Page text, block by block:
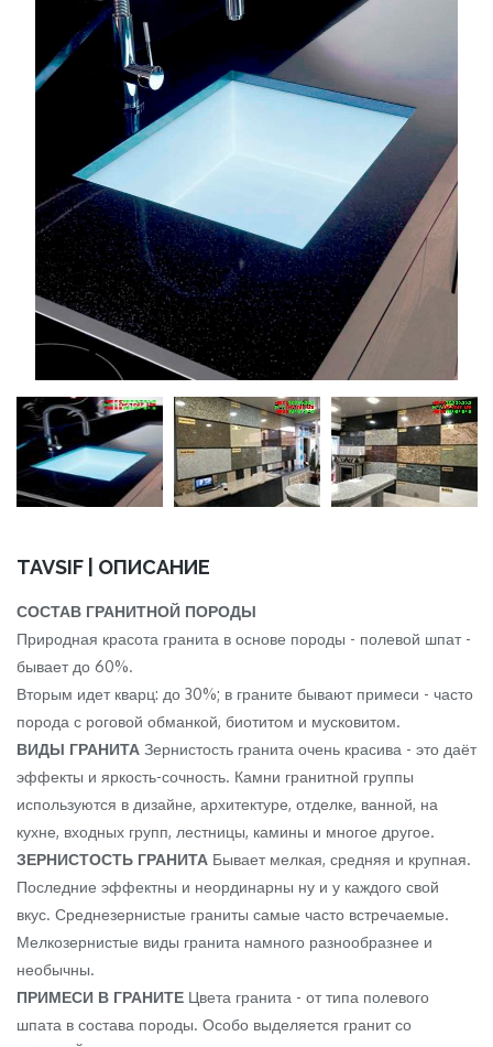
TAVSIF | ОПИСАНИЕ
СОСТАВ ГРАНИТНОЙ ПОРОДЫ
Природная красота гранита в основе породы - полевой шпат -
бывает до 60%.
Вторым идет кварц: до 30%; в граните бывают примеси - часто
порода с роговой обманкой, биотитом и мусковитом.
ВИДЫ ГРАНИТА Зернистость гранита очень красива - это даёт
эффекты и яркость-сочность. Камни гранитной группы
используются в дизайне, архитектуре, отделке, ванной, на
кухне, входных групп, лестницы, камины и многое другое.
ЗЕРНИСТОСТЬ ГРАНИТА Бывает мелкая, средняя и крупная.
Последние эффектны и неординарны ну и у каждого свой
вкус. Среднезернистые граниты самые часто встречаемые.
Мелкозернистые виды гранита намного разнообразнее и
необычны.
ПРИМЕСИ В ГРАНИТЕ Цвета гранита - от типа полевого
шпата в состава породы. Особо выделяется гранит со